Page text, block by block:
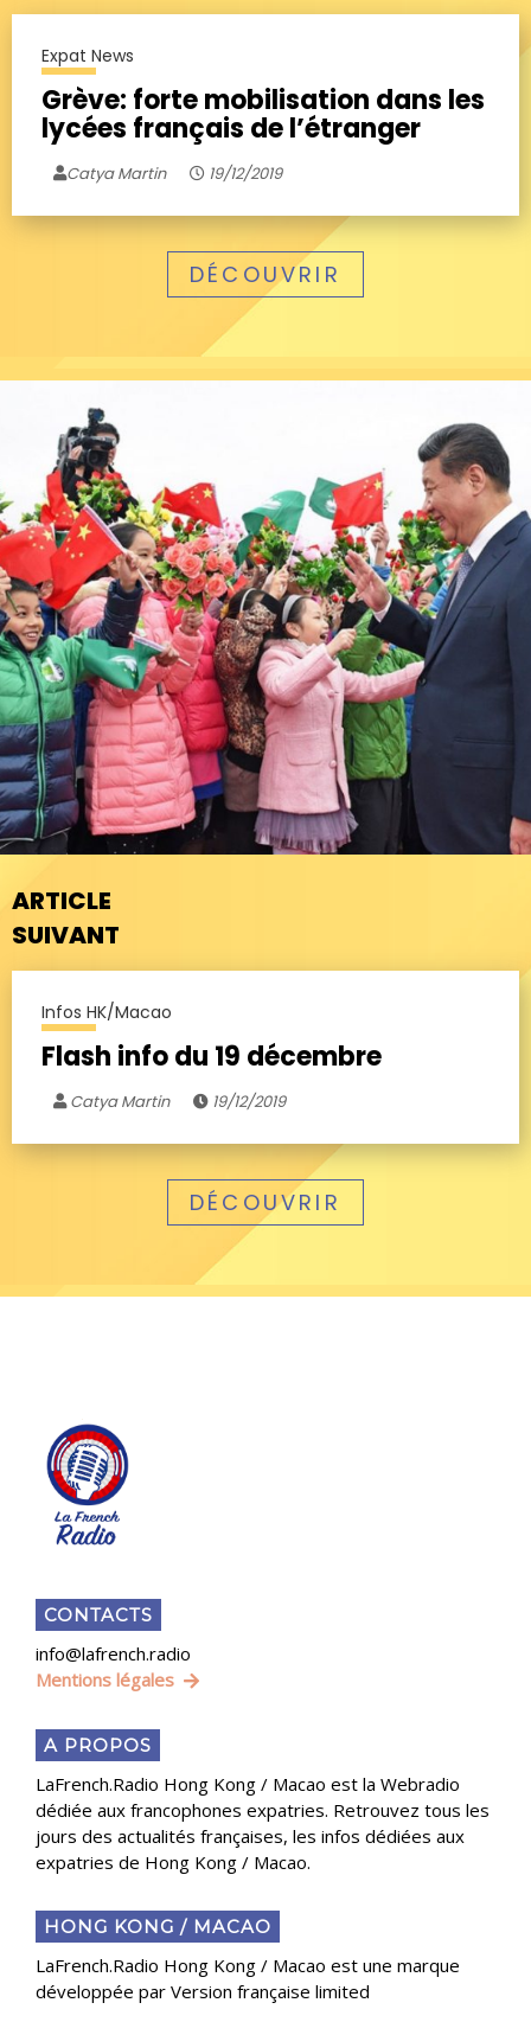
Expat News
Grève: forte mobilisation dans les
lycées français de l’étranger
Catya Martin 19/12/2019
DÉCOUVRIR
ARTICLE
SUIVANT
Infos HK/Macao
Flash info du 19 décembre
Catya Martin 19/12/2019
DÉCOUVRIR
CONTACTS
info@lafrench.radio
Mentions légales
A PROPOS
LaFrench.Radio Hong Kong / Macao est la Webradio
dédiée aux francophones expatries. Retrouvez tous les
jours des actualités françaises, les infos dédiées aux
expatries de Hong Kong / Macao.
HONG KONG / MACAO
LaFrench.Radio Hong Kong / Macao est une marque
développée par Version française limited